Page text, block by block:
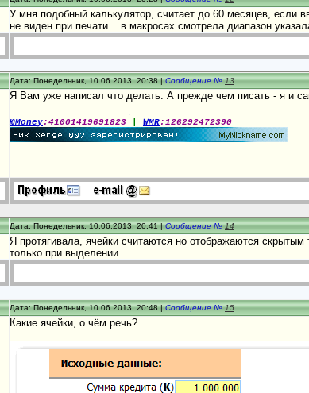
У мня подобный калькулятор, считает до 60 месяцев, если
не виден при печати....в макросах смотрела диапазон
Дата: Понедельник, 10.06.2013, 20:38 |Сообщение №13
Я Вам уже написал что делать. А прежде чем писать - я и
ЮMoney:41001419691823 WMR:126292472390
Дата: Понедельник, 10.06.2013, 20:41 |Сообщение №14
Я протягивала, ячейки считаются но отображаются
только при выделении.
Дата: Понедельник, 10.06.2013, 20:48 |Сообщение №15
Какие ячейки, о чём речь?...